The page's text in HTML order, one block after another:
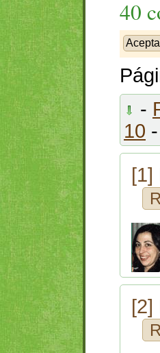
40
-
10 -
[1]
[2]